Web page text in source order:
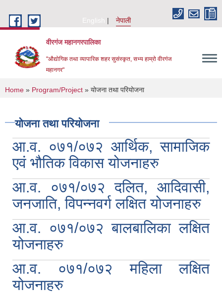
English
नेपाली
वीरगंज महानगरपालिका
"औद्योगिक तथा व्यापारिक शहर सुसंस्कृत, सभ्य हाम्रो वीरगंज
महानगर"
You are here
Home » Program/Project » योजना तथा परियोजना
योजना तथा परियोजना
आ.व. ०७१/०७२ आर्थिक, सामाजिक
एवं भौतिक विकास योजनाहरु
आ.व. ०७१/०७२ दलित, आदिवासी,
जनजाति, विपन्नवर्ग लक्षित योजनाहरु
आ.व. ०७१/०७२ बालबालिका लक्षित
योजनाहरु
आ.व. ०७१/०७२ महिला लक्षित
योजनाहरु